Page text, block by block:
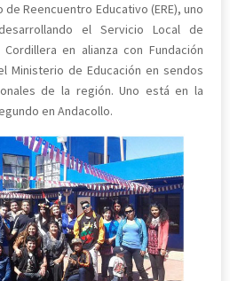
Reencuentro Educativo (ERE), uno
el Servicio Local de
en alianza con Fundación
Ministerio de Educación en sendos
de la región. Uno está en la
en Andacollo.